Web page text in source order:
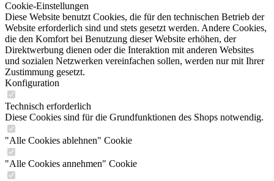
Cookie-Einstellungen
Diese Website benutzt Cookies, die für den technischen Betrieb der
Website erforderlich sind und stets gesetzt werden. Andere Cookies,
die den Komfort bei Benutzung dieser Website erhöhen, der
Direktwerbung dienen oder die Interaktion mit anderen Websites
und sozialen Netzwerken vereinfachen sollen, werden nur mit Ihrer
Zustimmung gesetzt.
Konfiguration
Technisch erforderlich
Diese Cookies sind für die Grundfunktionen des Shops notwendig.
"Alle Cookies ablehnen" Cookie
"Alle Cookies annehmen" Cookie